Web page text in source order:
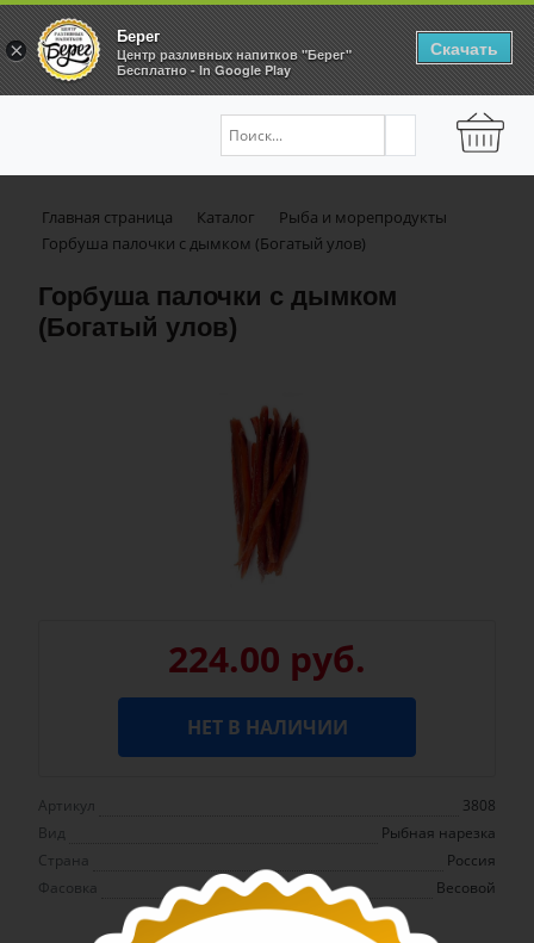
Главная страница Каталог
Рыба и морепродукты
Горбуша палочки с дымком (Богатый улов)
Горбуша палочки с дымком
(Богатый улов)
224.00 руб.
НЕТ В НАЛИЧИИ
Артикул
3808
Вид
Рыбная нарезка
Страна
Россия
Фасовка
Весовой
×
Берег
Центр разливных напитков "Берег"
Бесплатно - In Google Play
Скачать